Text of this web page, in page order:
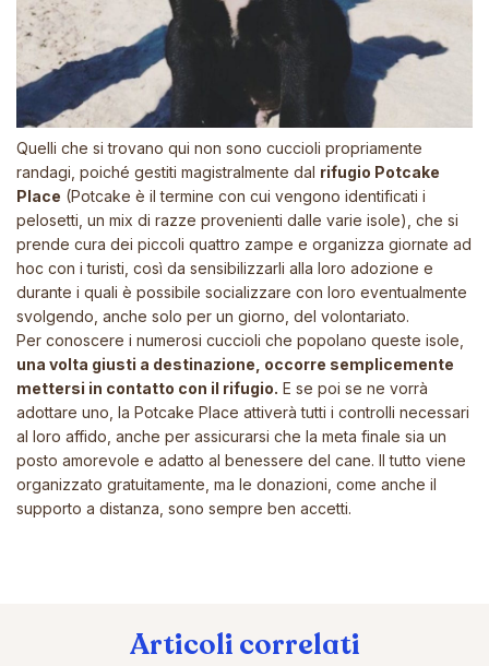
Quelli che si trovano qui non sono cuccioli propriamente
randagi, poiché gestiti magistralmente dal rifugio Potcake
Place (Potcake è il termine con cui vengono identificati i
pelosetti, un mix di razze provenienti dalle varie isole), che si
prende cura dei piccoli quattro zampe e organizza giornate ad
hoc con i turisti, così da sensibilizzarli alla loro adozione e
durante i quali è possibile socializzare con loro eventualmente
svolgendo, anche solo per un giorno, del volontariato.
Per conoscere i numerosi cuccioli che popolano queste isole,
una volta giusti a destinazione, occorre semplicemente
mettersi in contatto con il rifugio. E se poi se ne vorrà
adottare uno, la Potcake Place attiverà tutti i controlli necessari
al loro affido, anche per assicurarsi che la meta finale sia un
posto amorevole e adatto al benessere del cane. Il tutto viene
organizzato gratuitamente, ma le donazioni, come anche il
supporto a distanza, sono sempre ben accetti.
Articoli correlati